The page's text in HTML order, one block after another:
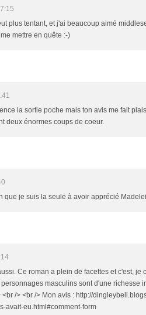
plus tentant, et j'ai beaucoup aimé
mettre en quête :-)
la sortie poche mais ton avis me fait
deux énormes coups de coeur.
que je suis la seule à avoir apprécié
Ce roman a plein de facettes et c'est, je
masculins sont d'une richesse
<br /> <br /> Mon avis : http://
avait-eu.html#comment-form